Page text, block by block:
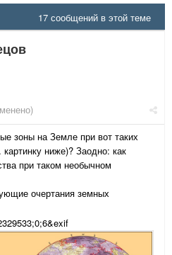
17 сообщений в этой теме
зоны на Земле при вот таких
ниже)? Заодно: как
при таком необычном
очертания земных